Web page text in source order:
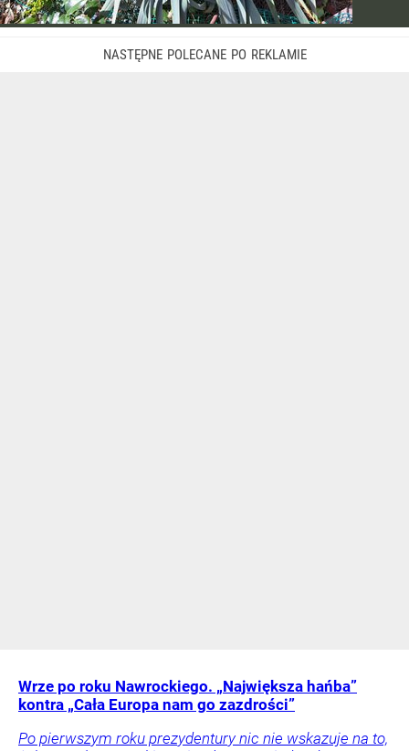
Wrze po roku Nawrockiego. „Największa hańba”
kontra „Cała Europa nam go zazdrości”
Po pierwszym roku prezydentury nic nie wskazuje na to,